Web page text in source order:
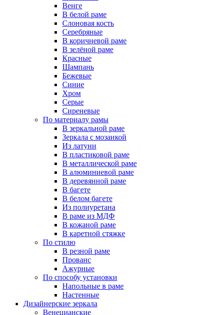
Венге
В белой раме
Слоновая кость
Серебряные
В коричневой раме
В зелёной раме
Красные
Шампань
Бежевые
Синие
Хром
Серые
Сиреневые
По материалу рамы
В зеркальной раме
Зеркала с мозаикой
Из латуни
В пластиковой раме
В металлической раме
В алюминиевой раме
В деревянной раме
В багете
В белом багете
Из полиуретана
В раме из МДФ
В кожаной раме
В каретной стяжке
По стилю
В резной раме
Прованс
Ажурные
По способу установки
Напольные в раме
Настенные
Дизайнерские зеркала
Венецианские